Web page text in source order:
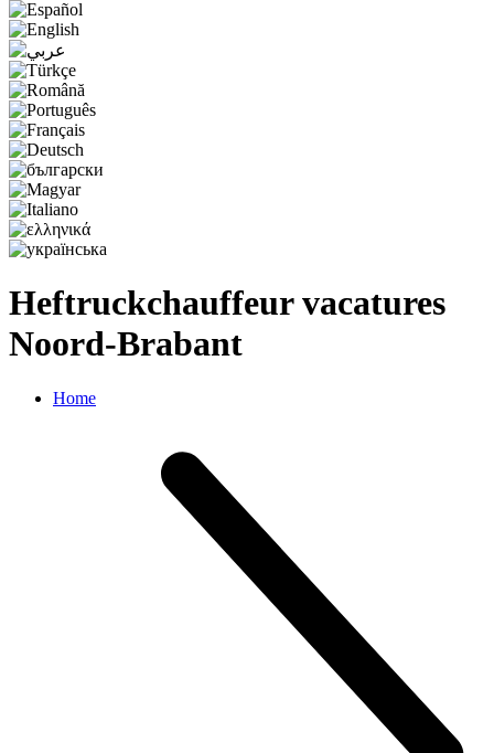
Heftruckchauffeur vacatures
Noord-Brabant
Home